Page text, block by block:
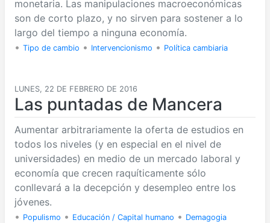
monetaria. Las manipulaciones macroeconómicas
son de corto plazo, y no sirven para sostener a lo
largo del tiempo a ninguna economía.
• Tipo de cambio • Intervencionismo • Política cambiaria
LUNES, 22 DE FEBRERO DE 2016
Las puntadas de Mancera
Aumentar arbitrariamente la oferta de estudios en
todos los niveles (y en especial en el nivel de
universidades) en medio de un mercado laboral y
economía que crecen raquíticamente sólo
conllevará a la decepción y desempleo entre los
jóvenes.
• Populismo • Educación / Capital humano • Demagogia